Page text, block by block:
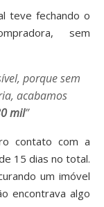
teve fechando o
sem
porque sem
acabamos
mil”
contato com a
15 dias no total.
um imóvel
encontrava algo